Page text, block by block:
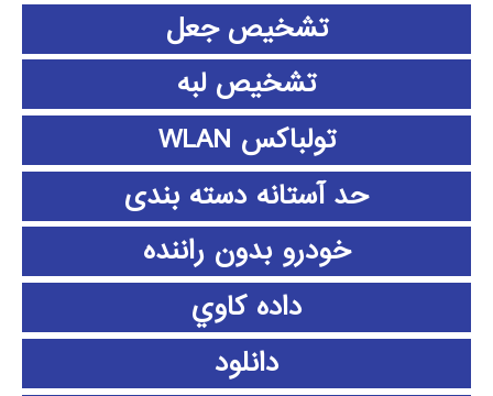
تشخیص جعل
تشخیص لبه
تولباکس WLAN
حد آستانه دسته بندی
خودرو بدون راننده
داده كاوي
دانلود